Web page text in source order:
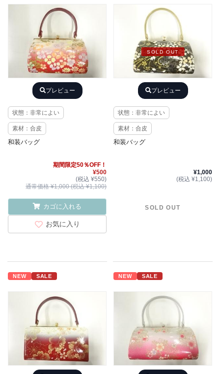
プレビュー
状態：非常によい
素材：合皮
和装バッグ
期間限定50％OFF！
¥500
(税込 ¥550)
通常価格 ¥1,000 (税込 ¥1,100)
カゴに入れる
お気に入り
SOLD OUT
プレビュー
状態：非常によい
素材：合皮
和装バッグ
¥1,000
(税込 ¥1,100)
SOLD OUT
NEW SALE NEW SALE